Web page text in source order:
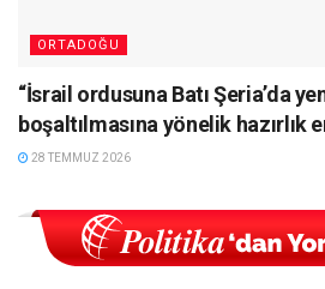
ORTADOĞU
“İsrail ordusuna Batı Şeria’da
boşaltılmasına yönelik hazırlık
28 TEMMUZ 2026